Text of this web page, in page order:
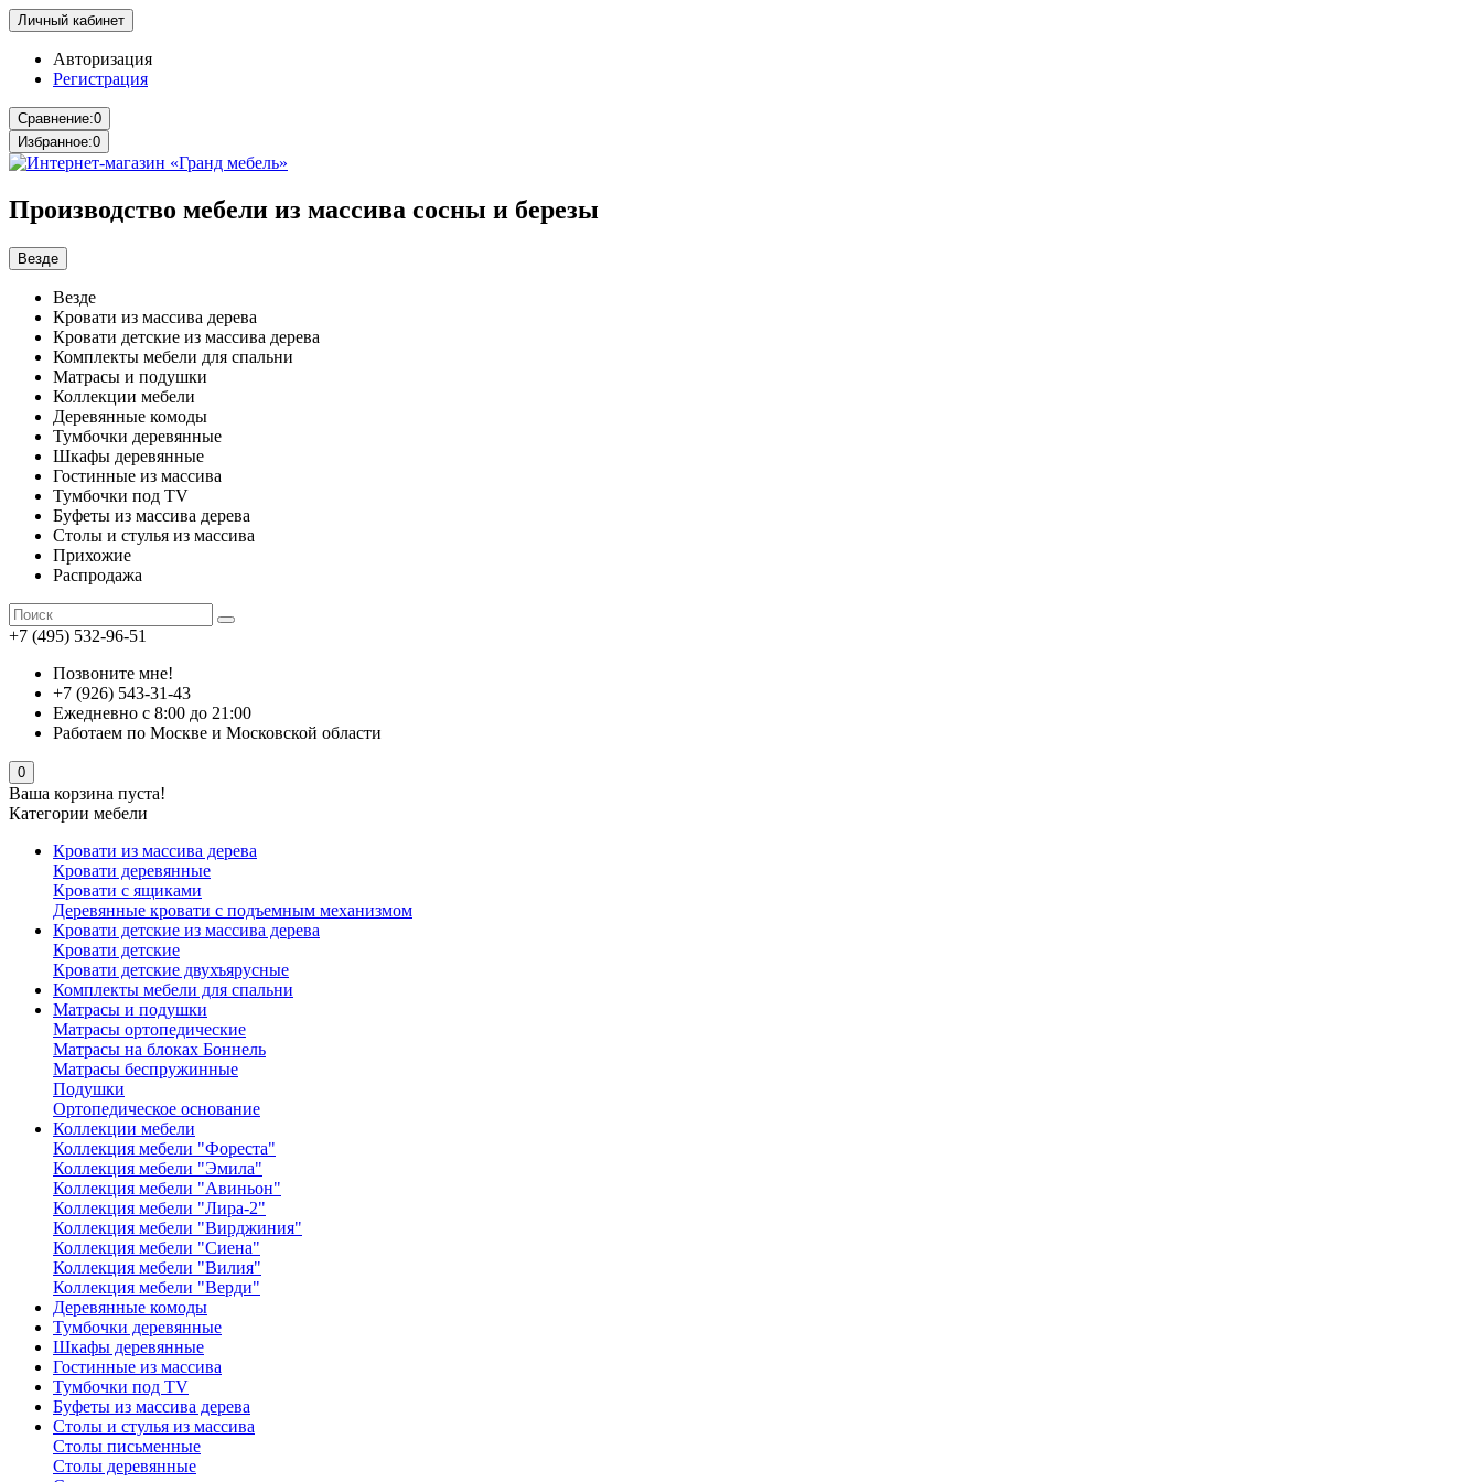
Личный кабинет
Авторизация
Регистрация
Сравнение:0
Избранное:0
Производство мебели из массива сосны и березы
Везде
Везде
Кровати из массива дерева
Кровати детские из массива дерева
Комплекты мебели для спальни
Матрасы и подушки
Коллекции мебели
Деревянные комоды
Тумбочки деревянные
Шкафы деревянные
Гостинные из массива
Тумбочки под TV
Буфеты из массива дерева
Столы и стулья из массива
Прихожие
Распродажа
+7 (495) 532-96-51
Позвоните мне!
+7 (926) 543-31-43
Ежедневно с 8:00 до 21:00
Работаем по Москве и Московской области
0
Ваша корзина пуста!
Категории мебели
Кровати из массива дерева
Кровати деревянные
Кровати с ящиками
Деревянные кровати с подъемным механизмом
Кровати детские из массива дерева
Кровати детские
Кровати детские двухъярусные
Комплекты мебели для спальни
Матрасы и подушки
Матрасы ортопедические
Матрасы на блоках Боннель
Матрасы беспружинные
Подушки
Ортопедическое основание
Коллекции мебели
Коллекция мебели "Фореста"
Коллекция мебели "Эмила"
Коллекция мебели "Авиньон"
Коллекция мебели "Лира-2"
Коллекция мебели "Вирджиния"
Коллекция мебели "Сиена"
Коллекция мебели "Вилия"
Коллекция мебели "Верди"
Деревянные комоды
Тумбочки деревянные
Шкафы деревянные
Гостинные из массива
Тумбочки под TV
Буфеты из массива дерева
Столы и стулья из массива
Столы письменные
Столы деревянные